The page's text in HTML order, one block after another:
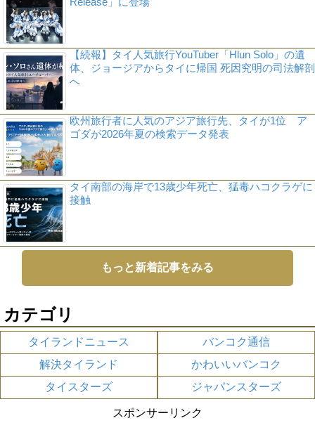
【続報】タイ人気旅行YouTuber「Hlun Solo」の遺
体、ジョージアからタイに帰国 死因究明の司法解剖
へ
欧州旅行者に人気のアジア旅行先、タイが1位 ア
ゴダが2026年夏の検索データ発表
タイ南部の海岸で13歳少年死亡、猛毒ハコクラゲに
接触
もっと新着記事をみる
カテゴリ
タイランドニュース
バンコク通信
解決タイランド
かわいいバンコク
タイスターズ
ジャパンスターズ
スポンサーリンク